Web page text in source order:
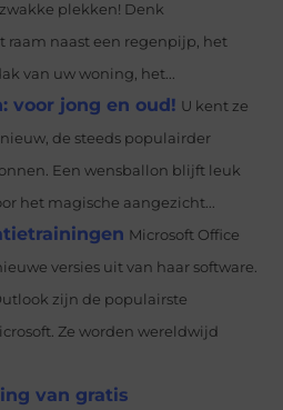
plekken! Denk
raam naast een regenpijp, het
van uw woning, het...
voor jong en oud! U kent ze
de steeds populairder
Een wensballon blijft leuk
het magische aangezicht...
Microsoft Office
versies uit van haar software.
zijn de populairste
Ze worden wereldwijd
van gratis